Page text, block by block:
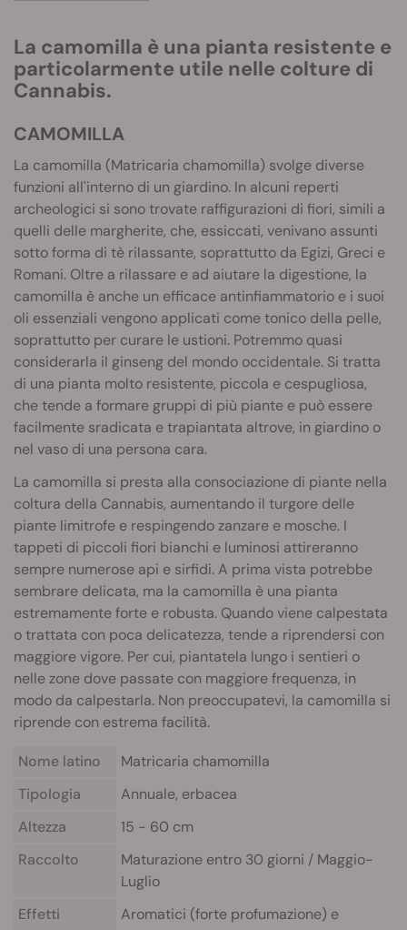
La camomilla è una pianta resistente e
particolarmente utile nelle colture di
Cannabis.
CAMOMILLA
La camomilla (Matricaria chamomilla) svolge diverse
funzioni all'interno di un giardino. In alcuni reperti
archeologici si sono trovate raffigurazioni di fiori, simili a
quelli delle margherite, che, essiccati, venivano assunti
sotto forma di tè rilassante, soprattutto da Egizi, Greci e
Romani. Oltre a rilassare e ad aiutare la digestione, la
camomilla è anche un efficace antinfiammatorio e i suoi
oli essenziali vengono applicati come tonico della pelle,
soprattutto per curare le ustioni. Potremmo quasi
considerarla il ginseng del mondo occidentale. Si tratta
di una pianta molto resistente, piccola e cespugliosa,
che tende a formare gruppi di più piante e può essere
facilmente sradicata e trapiantata altrove, in giardino o
nel vaso di una persona cara.
La camomilla si presta alla consociazione di piante nella
coltura della Cannabis, aumentando il turgore delle
piante limitrofe e respingendo zanzare e mosche. I
tappeti di piccoli fiori bianchi e luminosi attireranno
sempre numerose api e sirfidi. A prima vista potrebbe
sembrare delicata, ma la camomilla è una pianta
estremamente forte e robusta. Quando viene calpestata
o trattata con poca delicatezza, tende a riprendersi con
maggiore vigore. Per cui, piantatela lungo i sentieri o
nelle zone dove passate con maggiore frequenza, in
modo da calpestarla. Non preoccupatevi, la camomilla si
riprende con estrema facilità.
Nome latino
Matricaria chamomilla
Tipologia
Annuale, erbacea
Altezza
15 - 60 cm
Raccolto
Maturazione entro 30 giorni / Maggio-
Luglio
Effetti
Aromatici (forte profumazione) e